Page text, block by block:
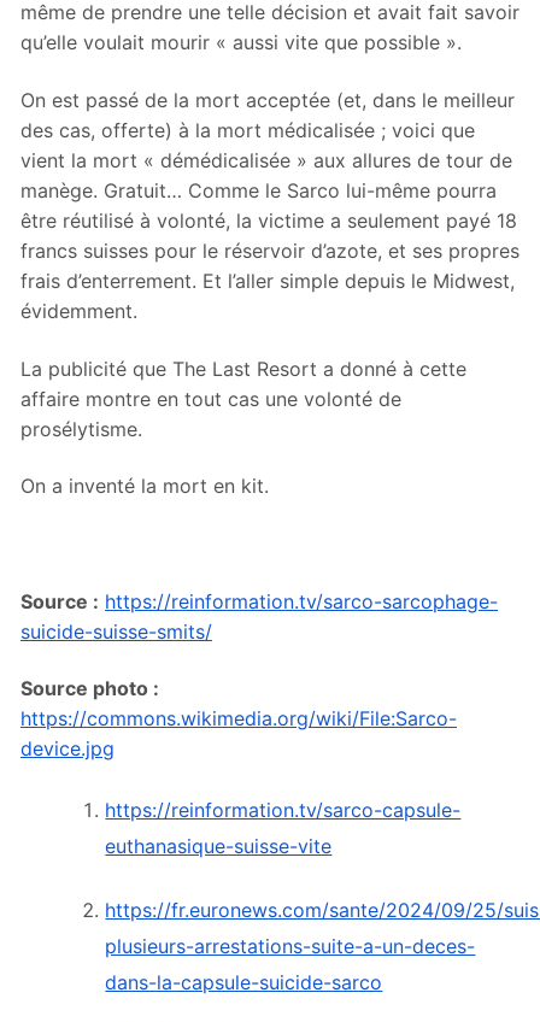
même de prendre une telle décision et avait fait savoir
qu’elle voulait mourir « aussi vite que possible ».
On est passé de la mort acceptée (et, dans le meilleur
des cas, offerte) à la mort médicalisée ; voici que
vient la mort « démédicalisée » aux allures de tour de
manège. Gratuit… Comme le Sarco lui-même pourra
être réutilisé à volonté, la victime a seulement payé 18
francs suisses pour le réservoir d’azote, et ses propres
frais d’enterrement. Et l’aller simple depuis le Midwest,
évidemment.
La publicité que The Last Resort a donné à cette
affaire montre en tout cas une volonté de
prosélytisme.
On a inventé la mort en kit.
Source : https://reinformation.tv/sarco-sarcophage-
suicide-suisse-smits/
Source photo :
https://commons.wikimedia.org/wiki/File:Sarco-
device.jpg
https://reinformation.tv/sarco-capsule-
euthanasique-suisse-vite
https://fr.euronews.com/sante/2024/09/25/
plusieurs-arrestations-suite-a-un-deces-
dans-la-capsule-suicide-sarco